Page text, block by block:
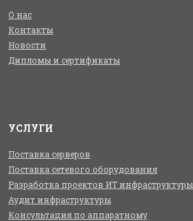
О нас
Контакты
Новости
Дипломы и сертификаты
УСЛУГИ
Поставка серверов
Поставка сетевого оборудования
Разработка проектов ИТ инфраструктуры
Аудит инфраструктуры
Консультация по аппаратному